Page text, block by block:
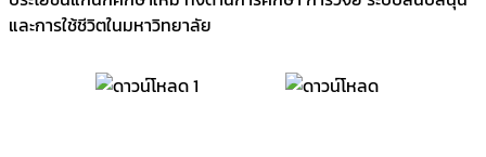
และการใช้ชีวิตในมหาวิทยาลัย